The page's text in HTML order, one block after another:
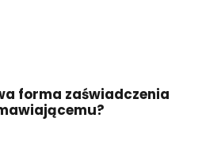
forma zaświadczenia